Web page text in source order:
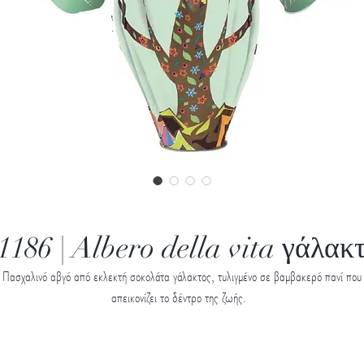
| Albero della vita
Πασχαλινό αβγό από εκλεκτή σοκολάτα γάλακτος, τυλιγμένο σε βαμβακερό πανί που
απεικονίζει το δέντρο της ζωής.